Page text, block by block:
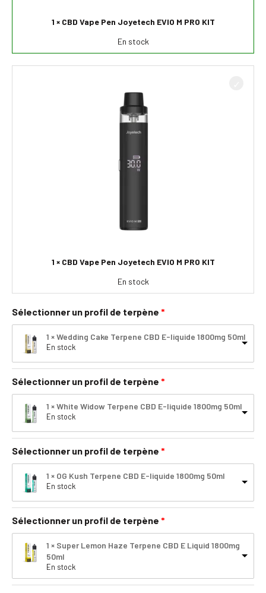
1 × CBD Vape Pen Joyetech EVIO M PRO KIT
En stock
1 × CBD Vape Pen Joyetech EVIO M PRO KIT
En stock
Sélectionner un profil de terpène
1 × Wedding Cake Terpene CBD E-liquide 1800mg 50ml
En stock
Sélectionner un profil de terpène
1 × White Widow Terpene CBD E-liquide 1800mg 50ml
En stock
Sélectionner un profil de terpène
1 × OG Kush Terpene CBD E-liquide 1800mg 50ml
En stock
Sélectionner un profil de terpène
1 × Super Lemon Haze Terpene CBD E Liquid 1800mg
50ml
En stock